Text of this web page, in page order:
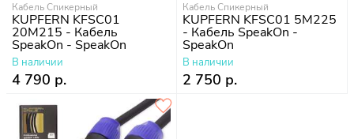
Кабель Спикерный
KUPFERN KFSC01
20M215 - Кабель
SpeakOn - SpeakOn
В наличии
4 790 р.
Кабель Спикерный
KUPFERN KFSC01 5M225
- Кабель SpeakOn -
SpeakOn
В наличии
2 750 р.